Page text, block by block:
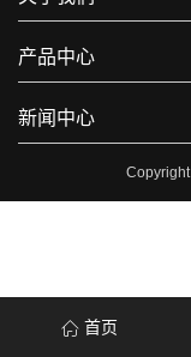
产品中心
新闻中心
Copyright
首页